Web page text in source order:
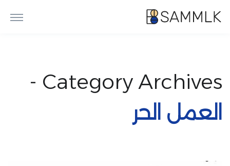
Category Archives -
العمل الحر